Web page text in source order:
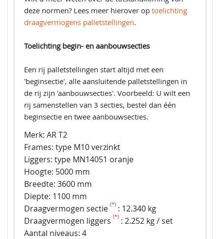
deze normen? Lees meer hierover op toelichting
draagvermogens palletstellingen.
Toelichting begin- en aanbouwsecties
Een rij palletstellingen start altijd met een
'beginsectie', alle aansluitende palletstellingen in
de rij zijn 'aanbouwsecties'. Voorbeeld: U wilt een
rij samenstellen van 3 secties, bestel dan één
beginsectie en twee aanbouwsecties.
Merk: AR T2
Frames: type M10 verzinkt
Liggers: type MN14051 oranje
Hoogte: 5000 mm
Breedte: 3600 mm
Diepte: 1100 mm
Draagvermogen sectie (*) : 12.340 kg
Draagvermogen liggers (*) : 2.252 kg / set
Aantal niveaus: 4